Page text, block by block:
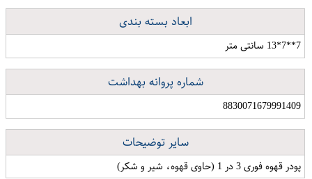
ابعاد بسته بندی
7**7*13 سانتی متر
شماره پروانه بهداشت
8830071679991409
سایر توضیحات
پودر قهوه فوری 3 در 1 ‏‏(‏‏حاوی قهوه، شیر و شکر‏‏)‏‏